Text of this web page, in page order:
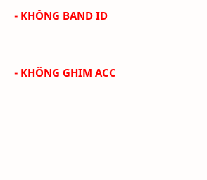
- KHÔNG BAND ID
- KHÔNG GHIM ACC